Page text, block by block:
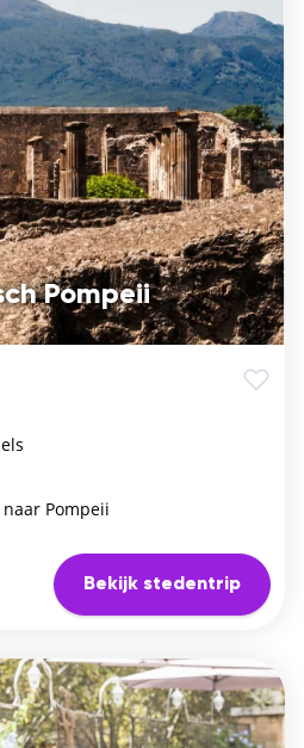
Pompeii
Pompeii
Bekijk stedentrip